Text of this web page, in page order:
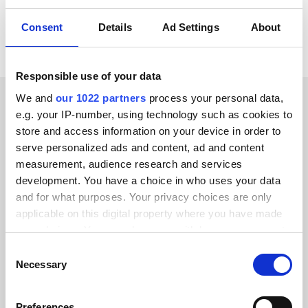
Consent Details Ad Settings About
Responsible use of your data
We and our 1022 partners process your personal data,
e.g. your IP-number, using technology such as cookies to
store and access information on your device in order to
serve personalized ads and content, ad and content
measurement, audience research and services
development. You have a choice in who uses your data
and for what purposes. Your privacy choices are only
applicable on this digital property where you have made
your choices. You can change or withdraw your consent
the Privacy trigger icon.
Selection
Necessary
ERFOLGSGESCHICHTEN UNSERER KUNDEN
Hören Sie, was unsere
zufriedenen Kunden sagen
Alumio gab uns zum ersten Mal die
wissen wir, wo alles hingehört, und